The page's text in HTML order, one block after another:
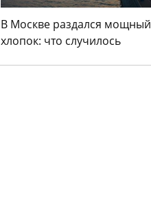
В Москве раздался мощный
хлопок: что случилось